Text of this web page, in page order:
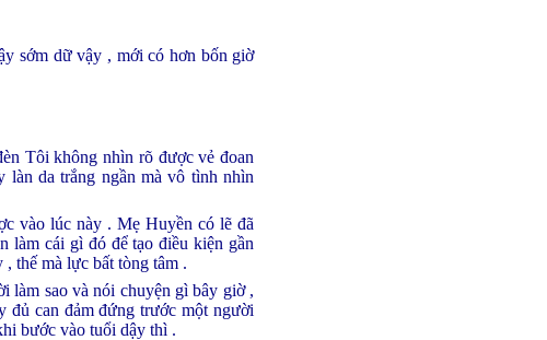
sớm dữ vậy , mới có hơn bốn giờ
Tôi không nhìn rõ được vẻ đoan
da trắng ngần mà vô tình nhìn
vào lúc này . Mẹ Huyền có lẽ đã
làm cái gì đó để tạo điều kiện gần
thế mà lực bất tòng tâm .
làm sao và nói chuyện gì bây giờ ,
đủ can đảm đứng trước một người
bước vào tuổi dậy thì .